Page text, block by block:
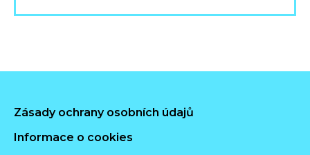
Zásady ochrany osobních údajů
Informace o cookies